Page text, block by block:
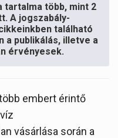
tartalma több, mint 2
A jogszabály-
található
publikálás, illetve a
érvényesek.
embert érintő
vásárlása során a